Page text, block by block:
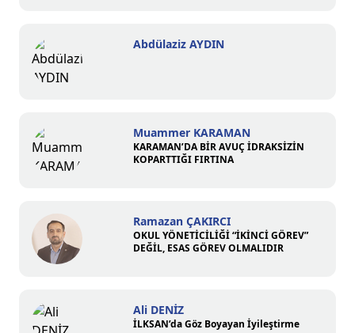
Abdülaziz AYDIN
Muammer KARAMAN
KARAMAN’DA BİR AVUÇ İDRAKSİZİN
KOPARTTIĞI FIRTINA
Ramazan ÇAKIRCI
OKUL YÖNETİCİLİĞİ “İKİNCİ GÖREV”
DEĞİL, ESAS GÖREV OLMALIDIR
Ali DENİZ
İLKSAN’da Göz Boyayan İyileştirme